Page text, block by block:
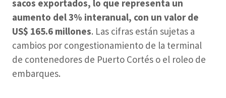
sacos exportados, lo que representa un
aumento del 3% interanual, con un valor de
US$ 165.6 millones. Las cifras están sujetas a
cambios por congestionamiento de la terminal
de contenedores de Puerto Cortés o el roleo de
embarques.